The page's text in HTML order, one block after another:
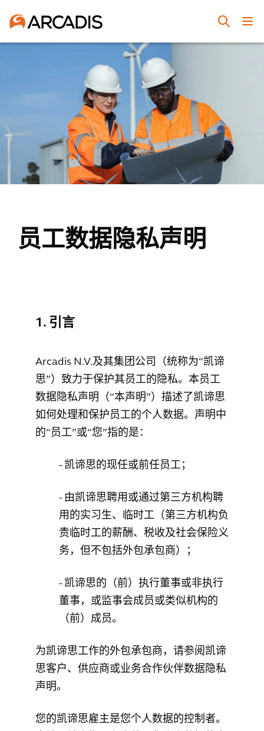
员工数据隐私声明
1. 引言
Arcadis N.V.及其集团公司（统称为“凯谛
思”）致力于保护其员工的隐私。本员工
数据隐私声明（“本声明”）描述了凯谛思
如何处理和保护员工的个人数据。声明中
的“员工”或“您”指的是：
- 凯谛思的现任或前任员工；
- 由凯谛思聘用或通过第三方机构聘
用的实习生、临时工（第三方机构负
责临时工的薪酬、税收及社会保险义
务，但不包括外包承包商）；
- 凯谛思的（前）执行董事或非执行
董事，或监事会成员或类似机构的
（前）成员。
为凯谛思工作的外包承包商，请参阅凯谛
思客户、供应商或业务合作伙伴数据隐私
声明。
您的凯谛思雇主是您个人数据的控制者。